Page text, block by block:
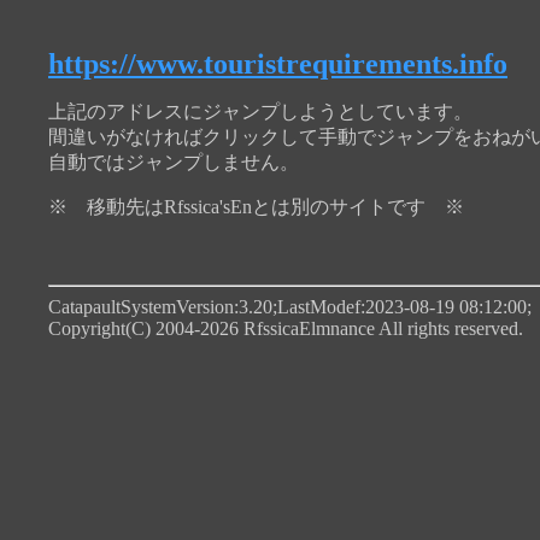
https://www.touristrequirements.info
上記のアドレスにジャンプしようとしています。
間違いがなければクリックして手動でジャンプをおねが
自動ではジャンプしません。
※ 移動先はRfssica'sEnとは別のサイトです ※
CatapaultSystemVersion:3.20;LastModef:2023-08-19 08:12:00;
Copyright(C) 2004-2026 RfssicaElmnance All rights reserved.